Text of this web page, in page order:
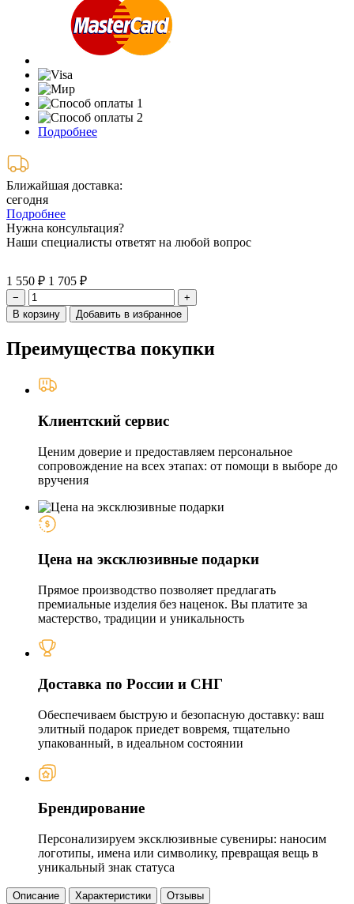
Подробнее
Ближайшая доставка:
сегодня
Подробнее
Нужна консультация?
Наши специалисты ответят на любой вопрос
1 550 ₽ 1 705 ₽
−
+
В корзину
Добавить в избранное
Преимущества покупки
Клиентский сервис
Ценим доверие и предоставляем персональное
сопровождение на всех этапах: от помощи в выборе до
вручения
Цена на эксклюзивные подарки
Прямое производство позволяет предлагать
премиальные изделия без наценок. Вы платите за
мастерство, традиции и уникальность
Доставка по России и СНГ
Обеспечиваем быструю и безопасную доставку: ваш
элитный подарок приедет вовремя, тщательно
упакованный, в идеальном состоянии
Брендирование
Персонализируем эксклюзивные сувениры: наносим
логотипы, имена или символику, превращая вещь в
уникальный знак статуса
Описание Характеристики Отзывы